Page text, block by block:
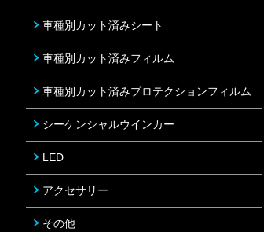
車種別カット済みシート
車種別カット済みフィルム
車種別カット済みプロテクションフィルム
シーケンシャルウインカー
LED
アクセサリー
その他